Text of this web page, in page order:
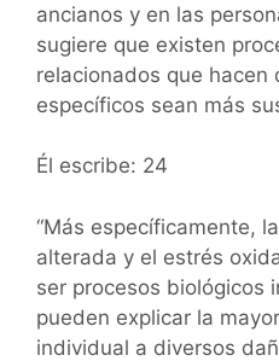
ancianos y en las
sugiere que existen
relacionados que hacen
específicos sean más
Él escribe: 24
“Más específicamente,
alterada y el estrés
ser procesos biológicos
pueden explicar la
individual a diversos